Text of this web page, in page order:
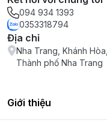
094 934 1393
0353318794
Địa chỉ
Nha Trang, Khánh
Thành phố Nha Trang
Giới thiệu